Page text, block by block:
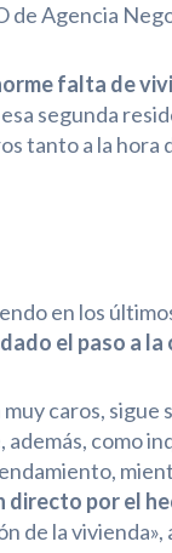
de Agencia
falta de
segunda
tanto a la
en los
el paso a la
caros,
además, como
por el
de la vivienda»,